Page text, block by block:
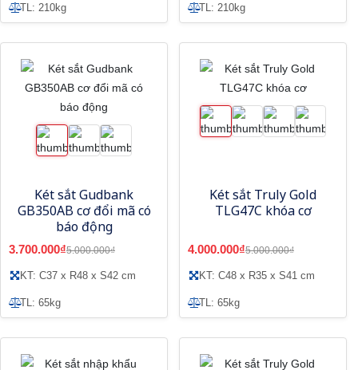
TL: 210kg TL: 210kg
Két sắt Gudbank
GB350AB cơ đổi mã có
báo động
3.700.000₫5.000.000₫
KT: C37 x R48 x S42 cm
TL: 65kg
Két sắt Truly Gold
TLG47C khóa cơ
4.000.000₫5.000.000₫
KT: C48 x R35 x S41 cm
TL: 65kg